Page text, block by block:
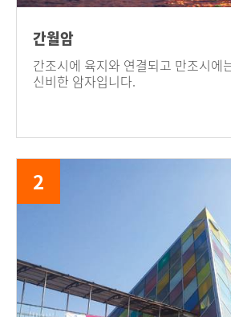
간월암
간조시에 육지와 연결되고 만조시에
신비한 암자입니다.
2